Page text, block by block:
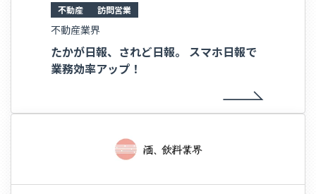
不動産 訪問営業
不動産業界
たかが日報、されど日報。 スマホ日報で
業務効率アップ！